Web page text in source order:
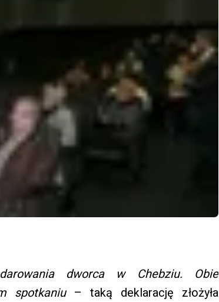
dworca w Chebziu. Obie
spotkaniu– taką deklarację złożyła